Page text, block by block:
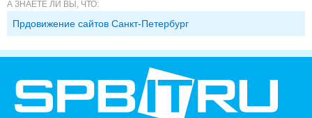
А ЗНАЕТЕ ЛИ ВЫ, ЧТО:
Прдовижение сайтов Санкт-Петербург